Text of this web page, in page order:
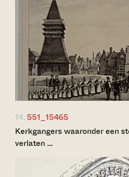
14. 551_15465
Kerkgangers waaronder een
verlaten …